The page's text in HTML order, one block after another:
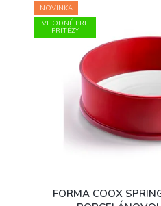
NOVINKA
VHODNÉ PRE
FRITÉZY
FORMA COOX